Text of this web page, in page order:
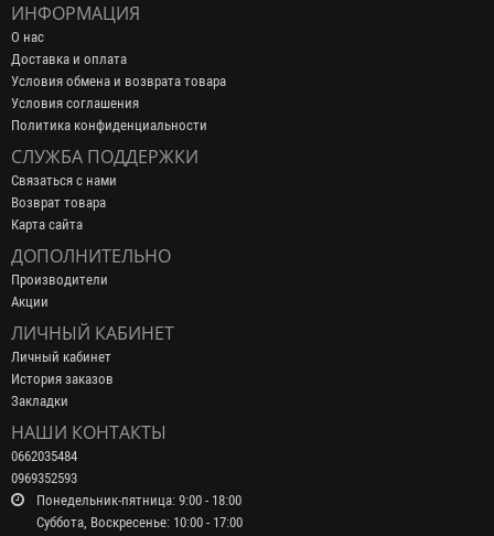
ИНФОРМАЦИЯ
О нас
Доставка и оплата
Условия обмена и возврата товара
Условия соглашения
Политика конфиденциальности
СЛУЖБА ПОДДЕРЖКИ
Связаться с нами
Возврат товара
Карта сайта
ДОПОЛНИТЕЛЬНО
Производители
Акции
ЛИЧНЫЙ КАБИНЕТ
Личный кабинет
История заказов
Закладки
НАШИ КОНТАКТЫ
0662035484
0969352593
Понедельник-пятница: 9:00 - 18:00
Суббота, Воскресенье: 10:00 - 17:00